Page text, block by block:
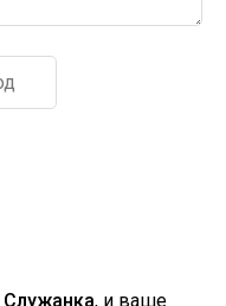
Служанка, и ваше